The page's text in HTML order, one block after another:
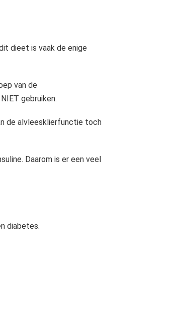
dieet is vaak de enige
van de
gebruiken.
de alvleesklierfunctie toch
Daarom is er een veel
diabetes.